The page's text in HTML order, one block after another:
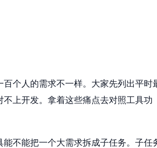
个人的需求不一样。大家先列出平时
上开发。拿着这些痛点去对照工具功
不能把一个大需求拆成子任务。子任